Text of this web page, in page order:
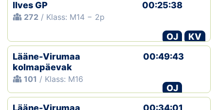
Ilves GP
272 / Klass: M14 − 2p
00:25:38
OJ
KV
Lääne-Virumaa
kolmapäevak
101 / Klass: M16
00:49:43
OJ
Lääne-Virumaa
00:34:01